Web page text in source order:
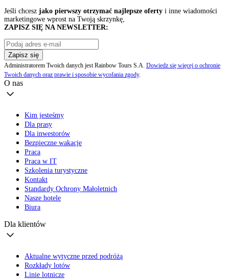
Jeśli chcesz jako pierwszy otrzymać najlepsze oferty i inne wiadomości
marketingowe wprost na Twoją skrzynkę,
ZAPISZ SIĘ NA NEWSLETTER:
Zapisz się
Administratorem Twoich danych jest Rainbow Tours S.A. Dowiedz się więcej o ochronie
Twoich danych oraz prawie i sposobie wycofania zgody.
O nas
Kim jesteśmy
Dla prasy
Dla inwestorów
Bezpieczne wakacje
Praca
Praca w IT
Szkolenia turystyczne
Kontakt
Standardy Ochrony Małoletnich
Nasze hotele
Biura
Dla klientów
Aktualne wytyczne przed podróżą
Rozkłady lotów
Linie lotnicze